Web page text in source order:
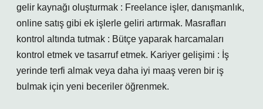
gelir kaynağı oluşturmak : Freelance işler, danışmanlık,
online satış gibi ek işlerle geliri artırmak. Masrafları
kontrol altında tutmak : Bütçe yaparak harcamaları
kontrol etmek ve tasarruf etmek. Kariyer gelişimi : İş
yerinde terfi almak veya daha iyi maaş veren bir iş
bulmak için yeni beceriler öğrenmek.